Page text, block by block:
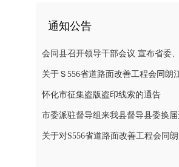
通知公告
怀化市征集盗版盗印线索的通告
市委派驻督导组来我县督导县委换